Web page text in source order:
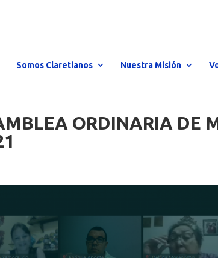
Somos Claretianos Nuestra Misión
ORDINARIA DE